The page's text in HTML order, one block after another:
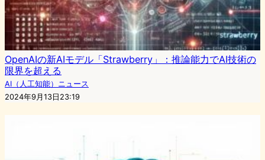
OpenAIの新AIモデル「Strawberry」：推論能力でAI技術の
限界を超える
AI（人工知能）ニュース
2024年9月13日23:19